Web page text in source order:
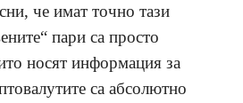
че имат точно тази
пари са просто
носят информация за
са абсолютно